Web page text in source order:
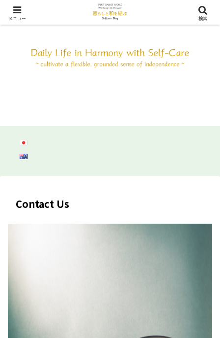
SDW ウェルビーイング ライフ デザイン ～自分と調和して心身共にしなやか
に自立しよう～
Contact Us
メニュー 検索